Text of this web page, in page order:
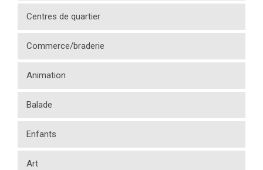
Centres de quartier
Commerce/braderie
Animation
Balade
Enfants
Art